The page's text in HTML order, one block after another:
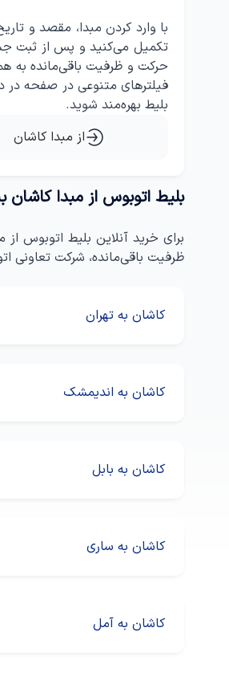
با وارد کردن مبدا، مقصد و
تکمیل می‌کنید و پس از ثبت
حرکت و ظرفیت باقی‌مانده به
فیلترهای متنوعی در صفحه در
بلیط بهره‌مند شوید.
از مبدا کاشان
بلیط اتوبوس از مبدا کاشان
برای خرید آنلاین بلیط اتوبوس
ظرفیت باقی‌مانده، شرکت تعاونی
کاشان به تهران
کاشان به اندیمشک
کاشان به بابل
کاشان به ساری
کاشان به آمل